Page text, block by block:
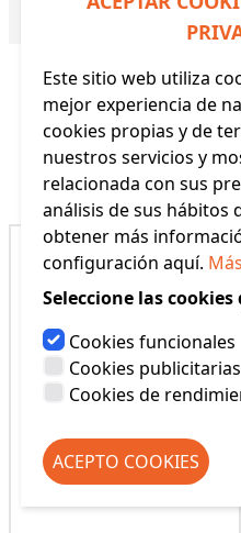
Referencia:33546
Productos
Este sitio web utiliza
mejor experiencia de
cookies propias y de
nuestros servicios y
relacionada con sus
análisis de sus hábitos
obtener más
configuración aquí.
Seleccione las
Cookies funcionales
Cookies publicitarias
Cookies de
ACEPTO COOKIES